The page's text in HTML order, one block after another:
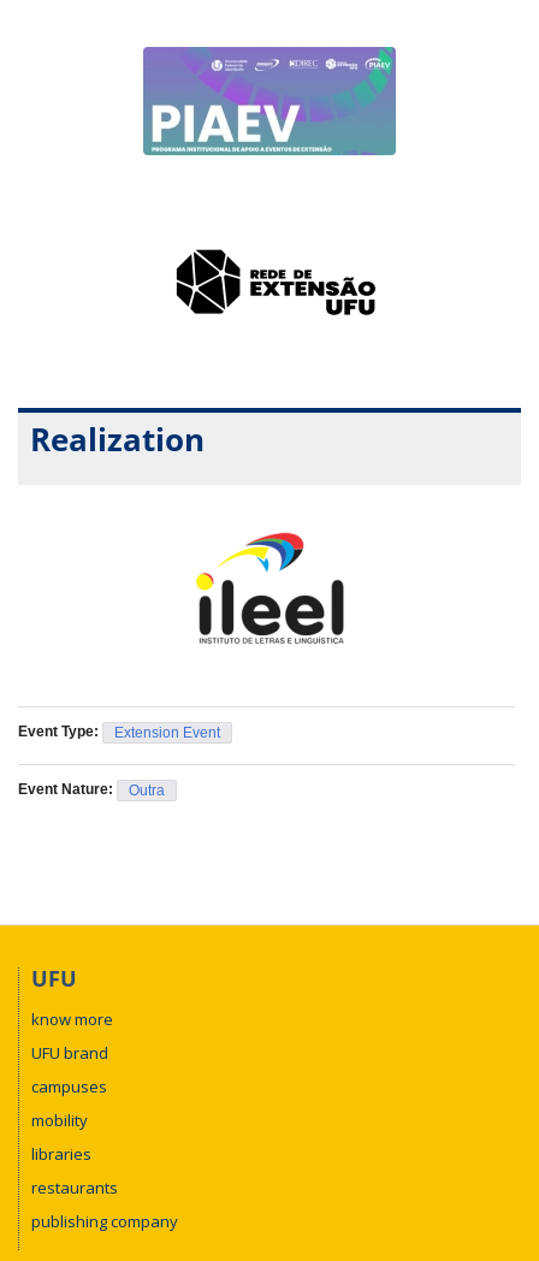
Realization
Event Type: Extension Event
Event Nature: Outra
UFU
know more
UFU brand
campuses
mobility
libraries
restaurants
publishing company